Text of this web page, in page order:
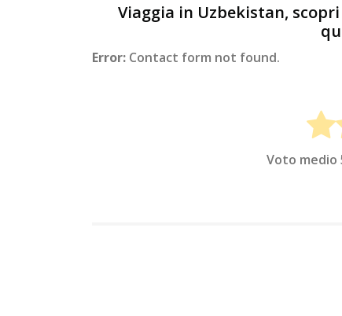
Viaggia in Uzbekistan,
Error: Contact form not found.
Voto medio